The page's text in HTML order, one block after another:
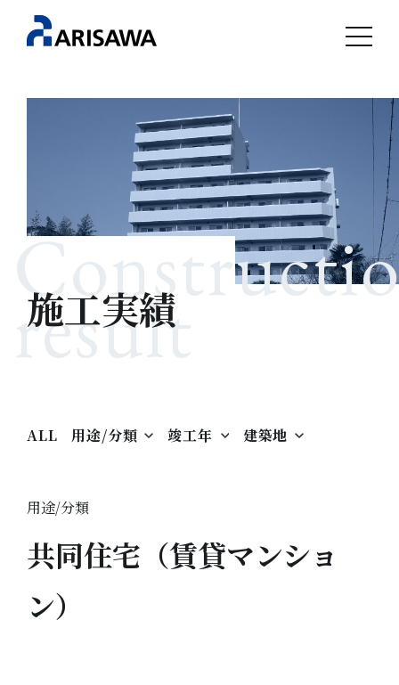
result
施工実績
ALL 用途/分類 竣工年 建築地
用途/分類
共同住宅（賃貸マンショ
ン）